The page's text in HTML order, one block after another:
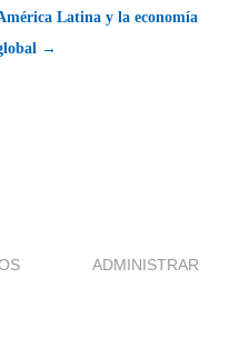
Latina y la economía
→
ADMINISTRAR